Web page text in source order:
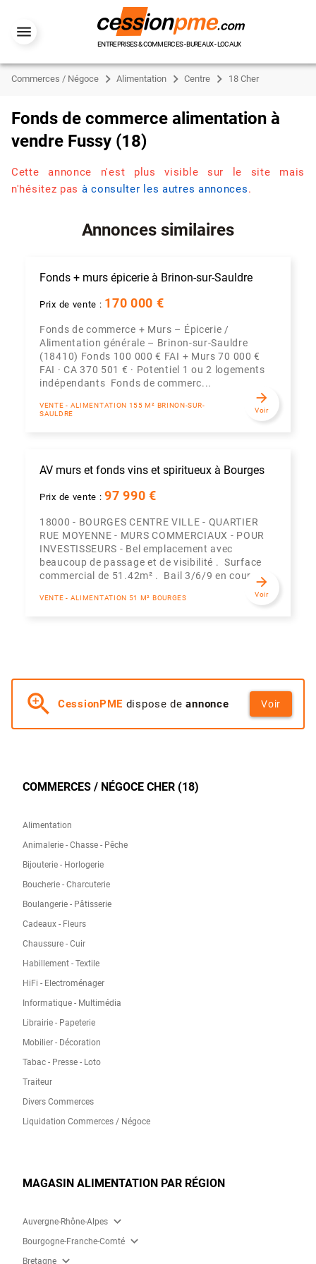
ENTREPRISES & COMMERCES - BUREAUX - LOCAUX
Commerces / Négoce Alimentation Centre 18 Cher
Fonds de commerce alimentation à
vendre Fussy (18)
Cette annonce n'est plus visible sur le site mais
n'hésitez pas à consulter les autres annonces.
Annonces similaires
Fonds + murs épicerie à Brinon-sur-Sauldre
Prix de vente : 170 000 €
Fonds de commerce + Murs – Épicerie /
Alimentation générale – Brinon-sur-Sauldre
(18410) Fonds 100 000 € FAI + Murs 70 000 €
FAI · CA 370 501 € · Potentiel 1 ou 2 logements
indépendants Fonds de commerc...
VENTE - ALIMENTATION 155 M² BRINON-SUR-
SAULDRE
arrow_forward
Voir
AV murs et fonds vins et spiritueux à Bourges
Prix de vente :97 990 €
18000 - BOURGES CENTRE VILLE - QUARTIER
RUE MOYENNE - MURS COMMERCIAUX - POUR
INVESTISSEURS - Bel emplacement avec
beaucoup de passage et de visibilité . Surface
commercial de 51.42m² . Bail 3/6/9 en cours ...
VENTE - ALIMENTATION 51 M² BOURGES
arrow_forward
Voir
zoom_in CessionPME dispose deannonce Voir
COMMERCES / NÉGOCE CHER (18)
Alimentation
Animalerie - Chasse - Pêche
Bijouterie - Horlogerie
Boucherie - Charcuterie
Boulangerie - Pâtisserie
Cadeaux - Fleurs
Chaussure - Cuir
Habillement - Textile
HiFi - Electroménager
Informatique - Multimédia
Librairie - Papeterie
Mobilier - Décoration
Tabac - Presse - Loto
Traiteur
Divers Commerces
Liquidation Commerces / Négoce
MAGASIN ALIMENTATION PAR RÉGION
Auvergne-Rhône-Alpes expand_more
Bourgogne-Franche-Comté expand_more
Bretagne expand_more